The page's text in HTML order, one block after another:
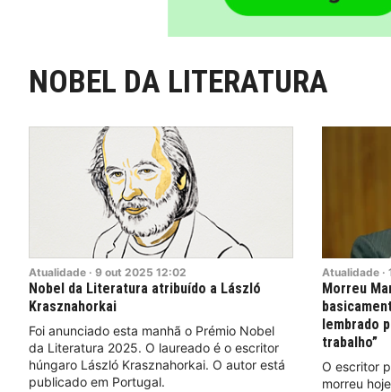
NOBEL DA LITERATURA
Atualidade · 9 out 2025 12:02
Nobel da Literatura atribuído a László
Krasznahorkai
Foi anunciado esta manhã o Prémio Nobel
da Literatura 2025. O laureado é o escritor
húngaro László Krasznahorkai. O autor está
publicado em Portugal.
Atualidade ·
Morreu
lembrado
trabalho”
O escritor
morreu